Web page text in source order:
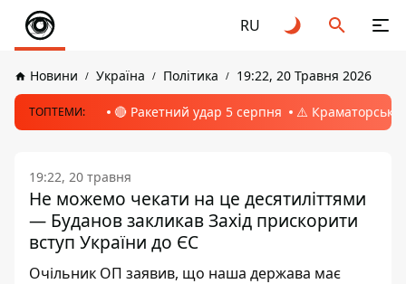
RU
Новини Україна Політика 19:22, 20 Травня 2026
ТОПТЕМИ: 🔴 Ракетний удар 5 серпня ⚠️ Краматорськ,
19:22, 20 травня
Не можемо чекати на це десятиліттями
— Буданов закликав Захід прискорити
вступ України до ЄС
Очільник ОП заявив, що наша держава має